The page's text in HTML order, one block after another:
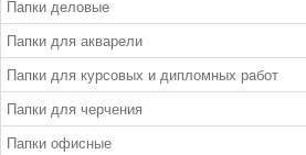
Папки деловые
Папки для акварели
Папки для курсовых и дипломных работ
Папки для черчения
Папки офисные